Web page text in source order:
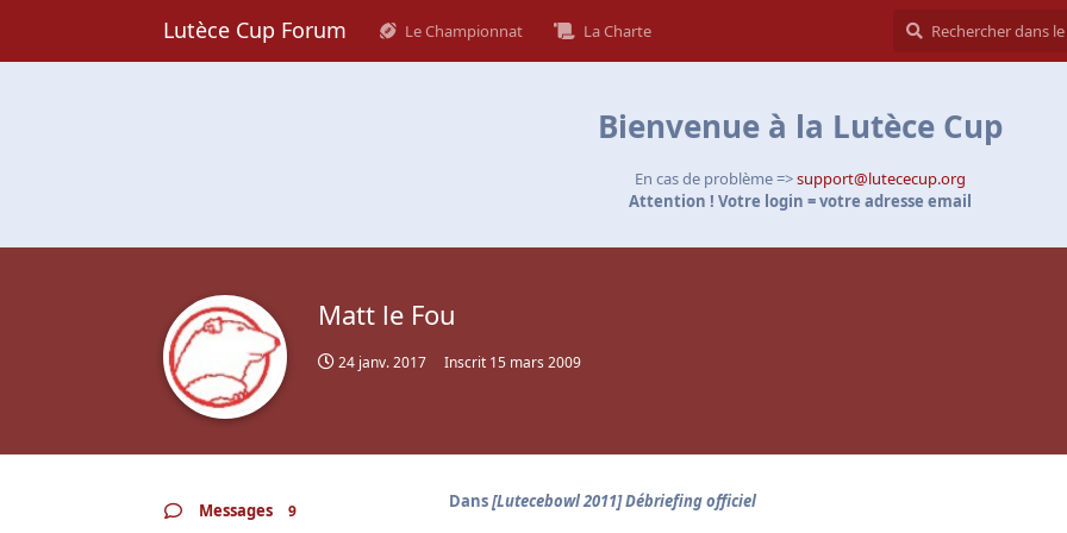
Lutèce Cup Forum Le Championnat La Charte
Bienvenue à la Lutèce Cup
En cas de problème =>support@lutececup.org
Attention ! Votre login = votre adresse email
Matt le Fou
24 janv. 2017 Inscrit 15 mars 2009
Messages 9 Dans[Lutecebowl 2011] Débriefing officiel